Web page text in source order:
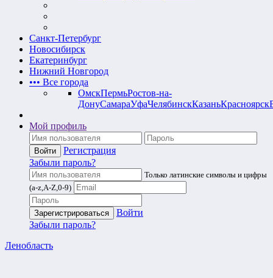
Санкт-Петербург
Новосибирск
Екатеринбург
Нижний Новгород
••• Все города
ОмскПермьРостов-на-
ДонуСамараУфаЧелябинскКазаньКрасноярск
Мой профиль
Регистрация
Забыли пароль?
Только латинские символы и цифры
(a-z,A-Z,0-9)
Войти
Забыли пароль?
Ленобласть